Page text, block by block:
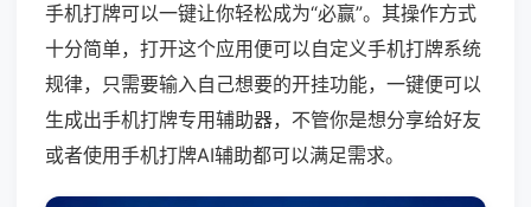
手机打牌可以一键让你轻松成为“必赢”。其操作方式
十分简单，打开这个应用便可以自定义手机打牌系统
规律，只需要输入自己想要的开挂功能，一键便可以
生成出手机打牌专用辅助器，不管你是想分享给好友
或者使用手机打牌AI辅助都可以满足需求。